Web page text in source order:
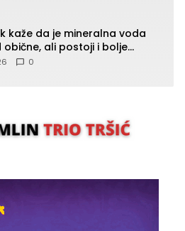
kaže da je mineralna voda
obične, ali postoji i bolje
0